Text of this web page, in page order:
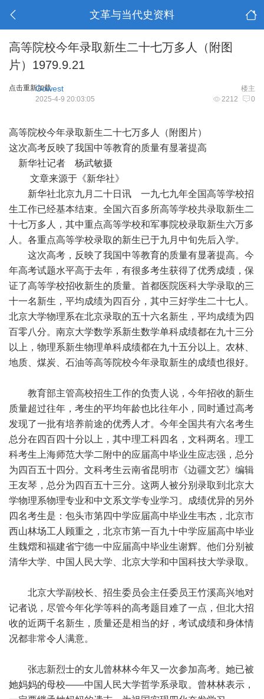
文革与当代史资料
高等院校今年录取新生二十七万多人（附图
片）1979.9.21
点击重新加载 楼主
Gowest
2212 0
2025-4-9 20:03:05
高等院校今年录取新生二十七万多人（附图片）
这次高考反映了我国中等教育的质量有显著提高
新华社记者 杨武敏摄
文章来源于《新华社》
新华社北京九月二十日讯 一九七九年全国高等学校招
生工作已经基本结束。全国六百多所高等学校共录取新生二
十七万多人，其中重点高等学校和军事院校录取新生六万多
人。各重点高等学校录取的新生已于九月中旬先后入学。
这次高考，反映了我国中等教育的质量有显著提高。今
年高考试题水平高于去年，有很多考生获得了优秀成绩，保
证了高等学校招收新生的质量。首都医院医科大学录取的三
十一名新生，平均成绩为四百分，其中三好学生二十七人。
北京大学物理系在北京录取的五十六名新生，平均成绩为四
百零八分。南京大学数学系新生数学单科成绩都在九十三分
以上，物理系新生物理单科成绩都在九十五分以上。农林、
地质、煤炭、石油等高等院校今年录取新生的成绩也很好。
教育部主管高校招生工作的负责人说，今年招收的新生
质量超过往年，考生的平均年龄也比往年小，同时通过高考
发现了一批有培养前途的优秀人才。今年全国共有六名考生
总分在四百四十分以上，其中理工科四名，文科两名。理工
科考生上海师范大学二附中的应届高中毕业生应志强，总分
为四百五十四分。文科考生云南省昆明市《边疆文艺》编辑
王友琴，总分为四百五十三分。这两人被分别录取到北京大
学物理系物理专业和中文系文学专业学习。成绩优异的另外
四名考生是：包头市第四中学应届高中毕业生韦杰，北京市
西山林场工人顾重之，北京市第一百九十中学应届高中毕业
生魏熠和福建省宁德一中应届高中毕业生谢辉。他们分别被
清华大学、中国人民大学、北京大学和中国科技大学录取。
北京大学副校长、招生委员会主任委员王竹溪高兴地对
记者说，尽管今年化学等科的高考题目难了一点，但北大招
收的近两千名新生，质量还是相当的好，考试成绩和身体情
况都非常令人满意。
张志新烈士的女儿曾林林今年又一次参加高考。她已被
她妈妈的母校——中国人民大学哲学系录取。曾林林表示，